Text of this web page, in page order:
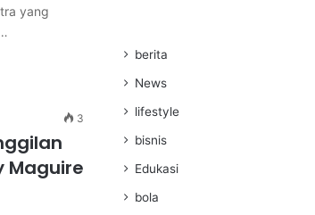
yang
3
Maguire
berita
News
lifestyle
bisnis
Edukasi
bola